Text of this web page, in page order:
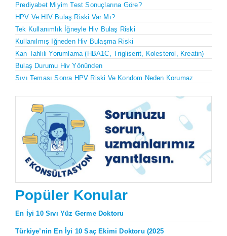
Prediyabet Miyim Test Sonuçlarına Göre?
HPV Ve HIV Bulaş Riski Var Mı?
Tek Kullanımlık İğneyle Hiv Bulaş Riski
Kullanılmış Iğneden Hiv Bulaşma Riski
Kan Tahlili Yorumlama (HBA1C, Trigliserit, Kolesterol, Kreatin)
Bulaş Durumu Hiv Yönünden
Sıvı Teması Sonra HPV Riski Ve Kondom Neden Korumaz
Popüler Konular
En İyi 10 Sıvı Yüz Germe Doktoru
Türkiye’nin En İyi 10 Saç Ekimi Doktoru (2025